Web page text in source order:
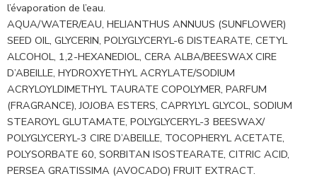
l’évaporation de l’eau.
AQUA/WATER/EAU, HELIANTHUS ANNUUS (SUNFLOWER)
SEED OIL, GLYCERIN, POLYGLYCERYL-6 DISTEARATE, CETYL
ALCOHOL, 1,2-HEXANEDIOL, CERA ALBA/BEESWAX CIRE
D’ABEILLE, HYDROXYETHYL ACRYLATE/SODIUM
ACRYLOYLDIMETHYL TAURATE COPOLYMER, PARFUM
(FRAGRANCE), JOJOBA ESTERS, CAPRYLYL GLYCOL, SODIUM
STEAROYL GLUTAMATE, POLYGLYCERYL-3 BEESWAX/
POLYGLYCERYL-3 CIRE D’ABEILLE, TOCOPHERYL ACETATE,
POLYSORBATE 60, SORBITAN ISOSTEARATE, CITRIC ACID,
PERSEA GRATISSIMA (AVOCADO) FRUIT EXTRACT.